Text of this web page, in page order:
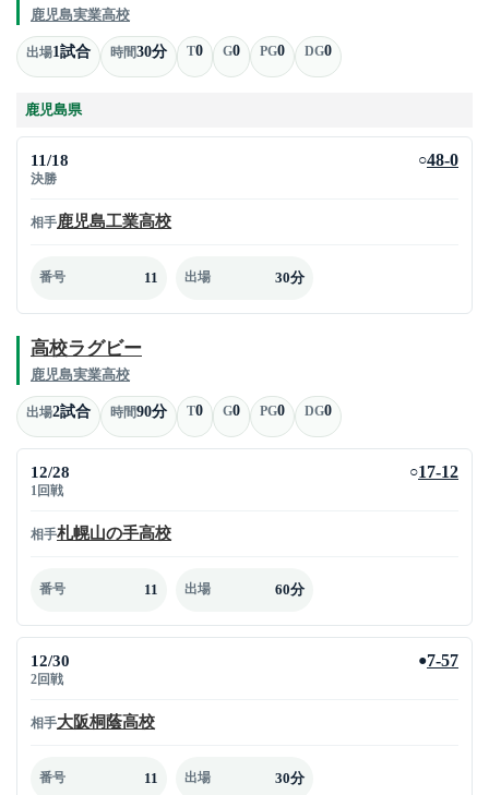
鹿児島実業高校
出場1試合 時間30分 T0 G0 PG0 DG0
鹿児島県
11/18
決勝
○48-0
相手鹿児島工業高校
番号 11 出場 30分
高校ラグビー
鹿児島実業高校
出場2試合 時間90分 T0 G0 PG0 DG0
12/28
1回戦
○17-12
相手札幌山の手高校
番号 11 出場 60分
12/30
2回戦
●7-57
相手大阪桐蔭高校
番号 11 出場 30分